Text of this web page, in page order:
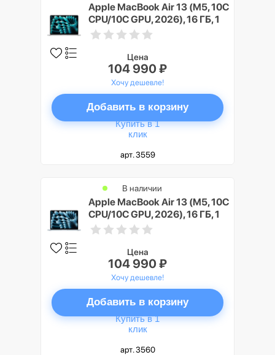
Apple MacBook Air 13 (M5, 10C
CPU/10C GPU, 2026), 16 ГБ, 1
ТБ SSD, Cеребристый (Silver)
Цена
104 990 ₽
Хочу дешевле!
Добавить в корзину
Купить в 1
клик
арт. 3559
Apple MacBook Air 13 (M5, 10C
CPU/10C GPU, 2026), 16 ГБ, 1
ТБ SSD, Небесно-голубой
В наличии
Цена
104 990 ₽
Хочу дешевле!
Добавить в корзину
Купить в 1
клик
арт. 3560